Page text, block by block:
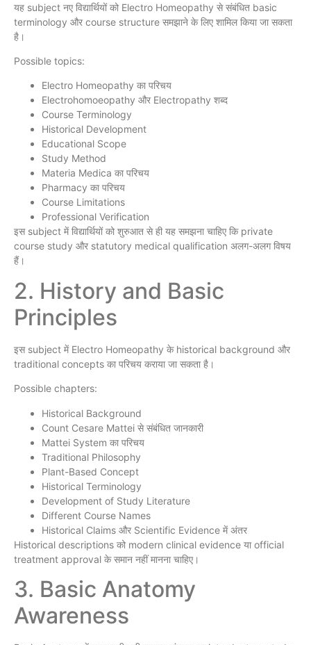
यह subject नए विद्यार्थियों को Electro Homeopathy से संबंधित basic
terminology और course structure समझाने के लिए शामिल किया जा सकता
है।
Possible topics:
Electro Homeopathy का परिचय
Electrohomoeopathy और Electropathy शब्द
Course Terminology
Historical Development
Educational Scope
Study Method
Materia Medica का परिचय
Pharmacy का परिचय
Course Limitations
Professional Verification
इस subject में विद्यार्थियों को शुरुआत से ही यह समझना चाहिए कि private
course study और statutory medical qualification अलग-अलग विषय
हैं।
2. History and Basic
Principles
इस subject में Electro Homeopathy के historical background और
traditional concepts का परिचय कराया जा सकता है।
Possible chapters:
Historical Background
Count Cesare Mattei से संबंधित जानकारी
Mattei System का परिचय
Traditional Philosophy
Plant-Based Concept
Historical Terminology
Development of Study Literature
Different Course Names
Historical Claims और Scientific Evidence में अंतर
Historical descriptions को modern clinical evidence या official
treatment approval के समान नहीं मानना चाहिए।
3. Basic Anatomy
Awareness